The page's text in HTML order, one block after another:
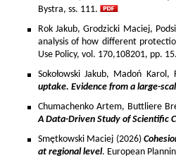
Bystra, ss. 111.
Rok Jakub, Grodzicki Maciej,
analysis of how different
Use Policy, vol. 170,108201, pp. 15.
Sokołowski Jakub, Madoń
uptake. Evidence from a large-
Chumachenko Artem, Buttliere
A Data-Driven Study of Scientific
Smętkowski Maciej (2026)
at regional level. European